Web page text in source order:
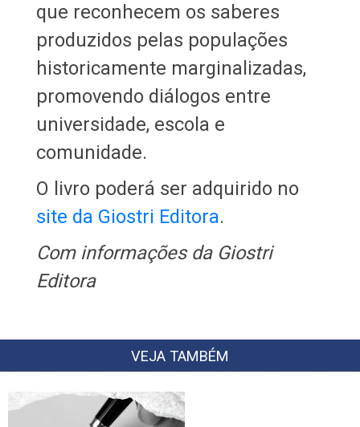
que reconhecem os saberes
produzidos pelas populações
historicamente marginalizadas,
promovendo diálogos entre
universidade, escola e
comunidade.
O livro poderá ser adquirido no
site da Giostri Editora.
Com informações da Giostri
Editora
VEJA TAMBÉM